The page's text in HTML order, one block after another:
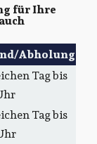
für Ihre
Abholung
Tag bis
Tag bis